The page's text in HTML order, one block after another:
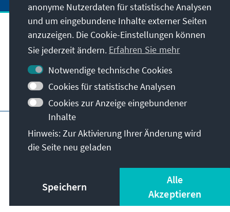
Anschrift
Kontakt
Besuchen Sie auch
Hauptseite der KAS
Nutzungsbedingungen
Erklärung zur Barrierefreiheit
© Konrad-Adenauer-Stiftung e.V. 2026
anonyme Nutzerdaten für statistische Analysen
und um eingebundene Inhalte externer Seiten
anzuzeigen. Die Cookie-Einstellungen können
Sie jederzeit ändern. Erfahren Sie mehr
Notwendige technische Cookies
Cookies für statistische Analysen
Cookies zur Anzeige eingebundener
Inhalte
Hinweis: Zur Aktivierung Ihrer Änderung wird
die Seite neu geladen
Speichern
Alle
Akzeptieren